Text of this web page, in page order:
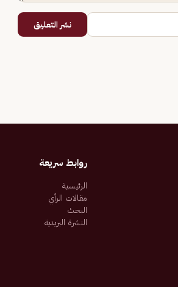
نشر التعليق
روابط سريعة
الرئيسية
مقالات الرأي
البحث
النشرة البريدية